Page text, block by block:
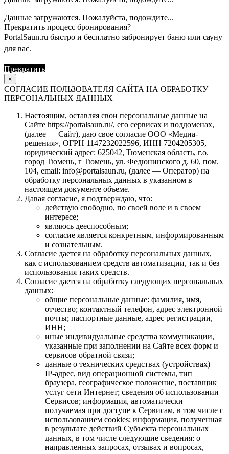
Данные загружаются. Пожалуйста, подождите...
Прекратить процесс бронирования?
PortalSaun.ru быстро и бесплатно забронирует баню или сауну
для вас.
Прекратить
×
СОГЛАСИЕ ПОЛЬЗОВАТЕЛЯ САЙТА НА ОБРАБОТКУ
ПЕРСОНАЛЬНЫХ ДАННЫХ
Настоящим, оставляя свои персональные данные на
Сайте https://portalsaun.ru/, его сервисах и поддоменах,
(далее — Сайт), даю свое согласие ООО «Медиа-
решения», ОГРН 1147232022596, ИНН 7204205305,
юридический адрес: 625042, Тюменская область, г.о.
город Тюмень, г Тюмень, ул. Федюнинского д. 60, пом.
104, email: info@portalsaun.ru, (далее — Оператор) на
обработку персональных данных в указанном в
настоящем документе объеме.
Давая согласие, я подтверждаю, что:
действую свободно, по своей воле и в своем
интересе;
являюсь дееспособным;
согласие является конкретным, информированным
и сознательным.
Согласие дается на обработку персональных данных,
как с использованием средств автоматизации, так и без
использования таких средств.
Согласие дается на обработку следующих персональных
данных:
общие персональные данные: фамилия, имя,
отчество; контактный телефон, адрес электронной
почты; паспортные данные, адрес регистрации,
ИНН;
иные индивидуальные средства коммуникации,
указанные при заполнении на Сайте всех форм и
сервисов обратной связи;
данные о технических средствах (устройствах) —
IP-адрес, вид операционной системы, тип
браузера, географическое положение, поставщик
услуг сети Интернет; сведения об использовании
Сервисов; информация, автоматически
получаемая при доступе к Сервисам, в том числе с
использованием cookies; информация, полученная
в результате действий Субъекта персональных
данных, в том числе следующие сведения: о
направленных запросах, отзывах и вопросах,